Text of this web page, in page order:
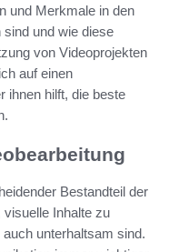
und Merkmale in den
sind und wie diese
von Videoprojekten
auf einen
ihnen hilft, die beste
Bestandteil der
Inhalte zu
unterhaltsam sind.